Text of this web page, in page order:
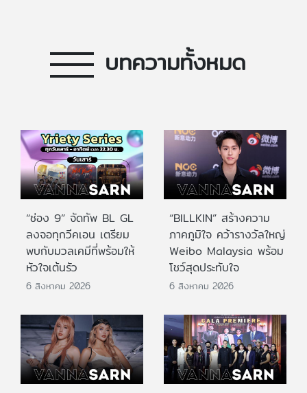
บทความทั้งหมด
“ช่อง 9” จัดทัพ BL GL
ลงจอทุกวีคเอน เตรียม
พบกับมวลเคมีที่พร้อมให้
หัวใจเต้นรัว
6 สิงหาคม 2026
“BILLKIN” สร้างความ
ภาคภูมิใจ คว้ารางวัลใหญ่
Weibo Malaysia พร้อม
โชว์สุดประทับใจ
6 สิงหาคม 2026